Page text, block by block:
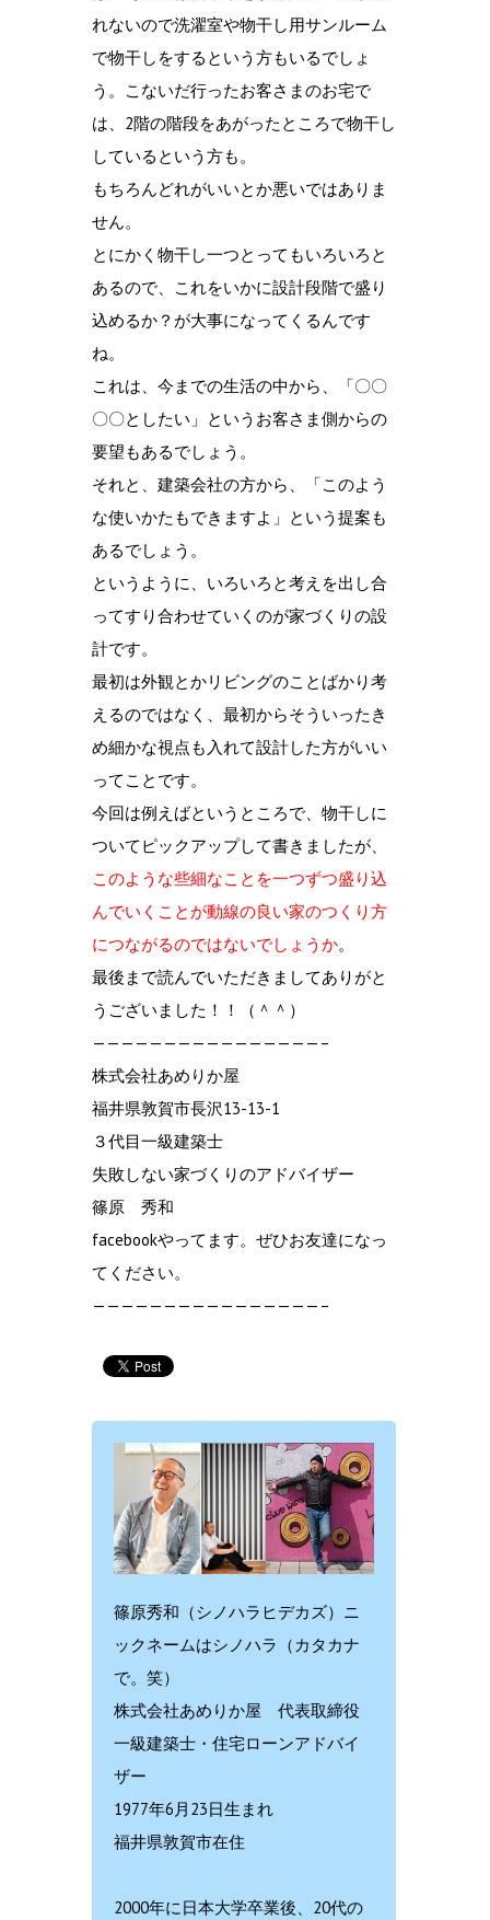
れないので洗濯室や物干し用サンルーム
で物干しをするという方もいるでしょ
う。こないだ行ったお客さまのお宅で
は、2階の階段をあがったところで物干し
しているという方も。
もちろんどれがいいとか悪いではありま
せん。
とにかく物干し一つとってもいろいろと
あるので、これをいかに設計段階で盛り
込めるか？が大事になってくるんです
ね。
これは、今までの生活の中から、「〇〇
〇〇としたい」というお客さま側からの
要望もあるでしょう。
それと、建築会社の方から、「このよう
な使いかたもできますよ」という提案も
あるでしょう。
というように、いろいろと考えを出し合
ってすり合わせていくのが家づくりの設
計です。
最初は外観とかリビングのことばかり考
えるのではなく、最初からそういったき
め細かな視点も入れて設計した方がいい
ってことです。
今回は例えばというところで、物干しに
ついてピックアップして書きましたが、
このような些細なことを一つずつ盛り込
んでいくことが動線の良い家のつくり方
につながるのではないでしょうか。
最後まで読んでいただきましてありがと
うございました！！（＾＾）
————————————————–
株式会社あめりか屋
福井県敦賀市長沢13-13-1
３代目一級建築士
失敗しない家づくりのアドバイザー
篠原 秀和
facebookやってます。ぜひお友達になっ
てください。
————————————————–
篠原秀和（シノハラヒデカズ）ニ
ックネームはシノハラ（カタカナ
で。笑）
株式会社あめりか屋 代表取締役
一級建築士・住宅ローンアドバイ
ザー
1977年6月23日生まれ
福井県敦賀市在住
2000年に日本大学卒業後、20代の